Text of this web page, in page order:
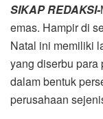
SIKAP REDAKSI-
emas. Hampir di
Natal ini memiliki
yang diserbu para
dalam bentuk
perusahaan